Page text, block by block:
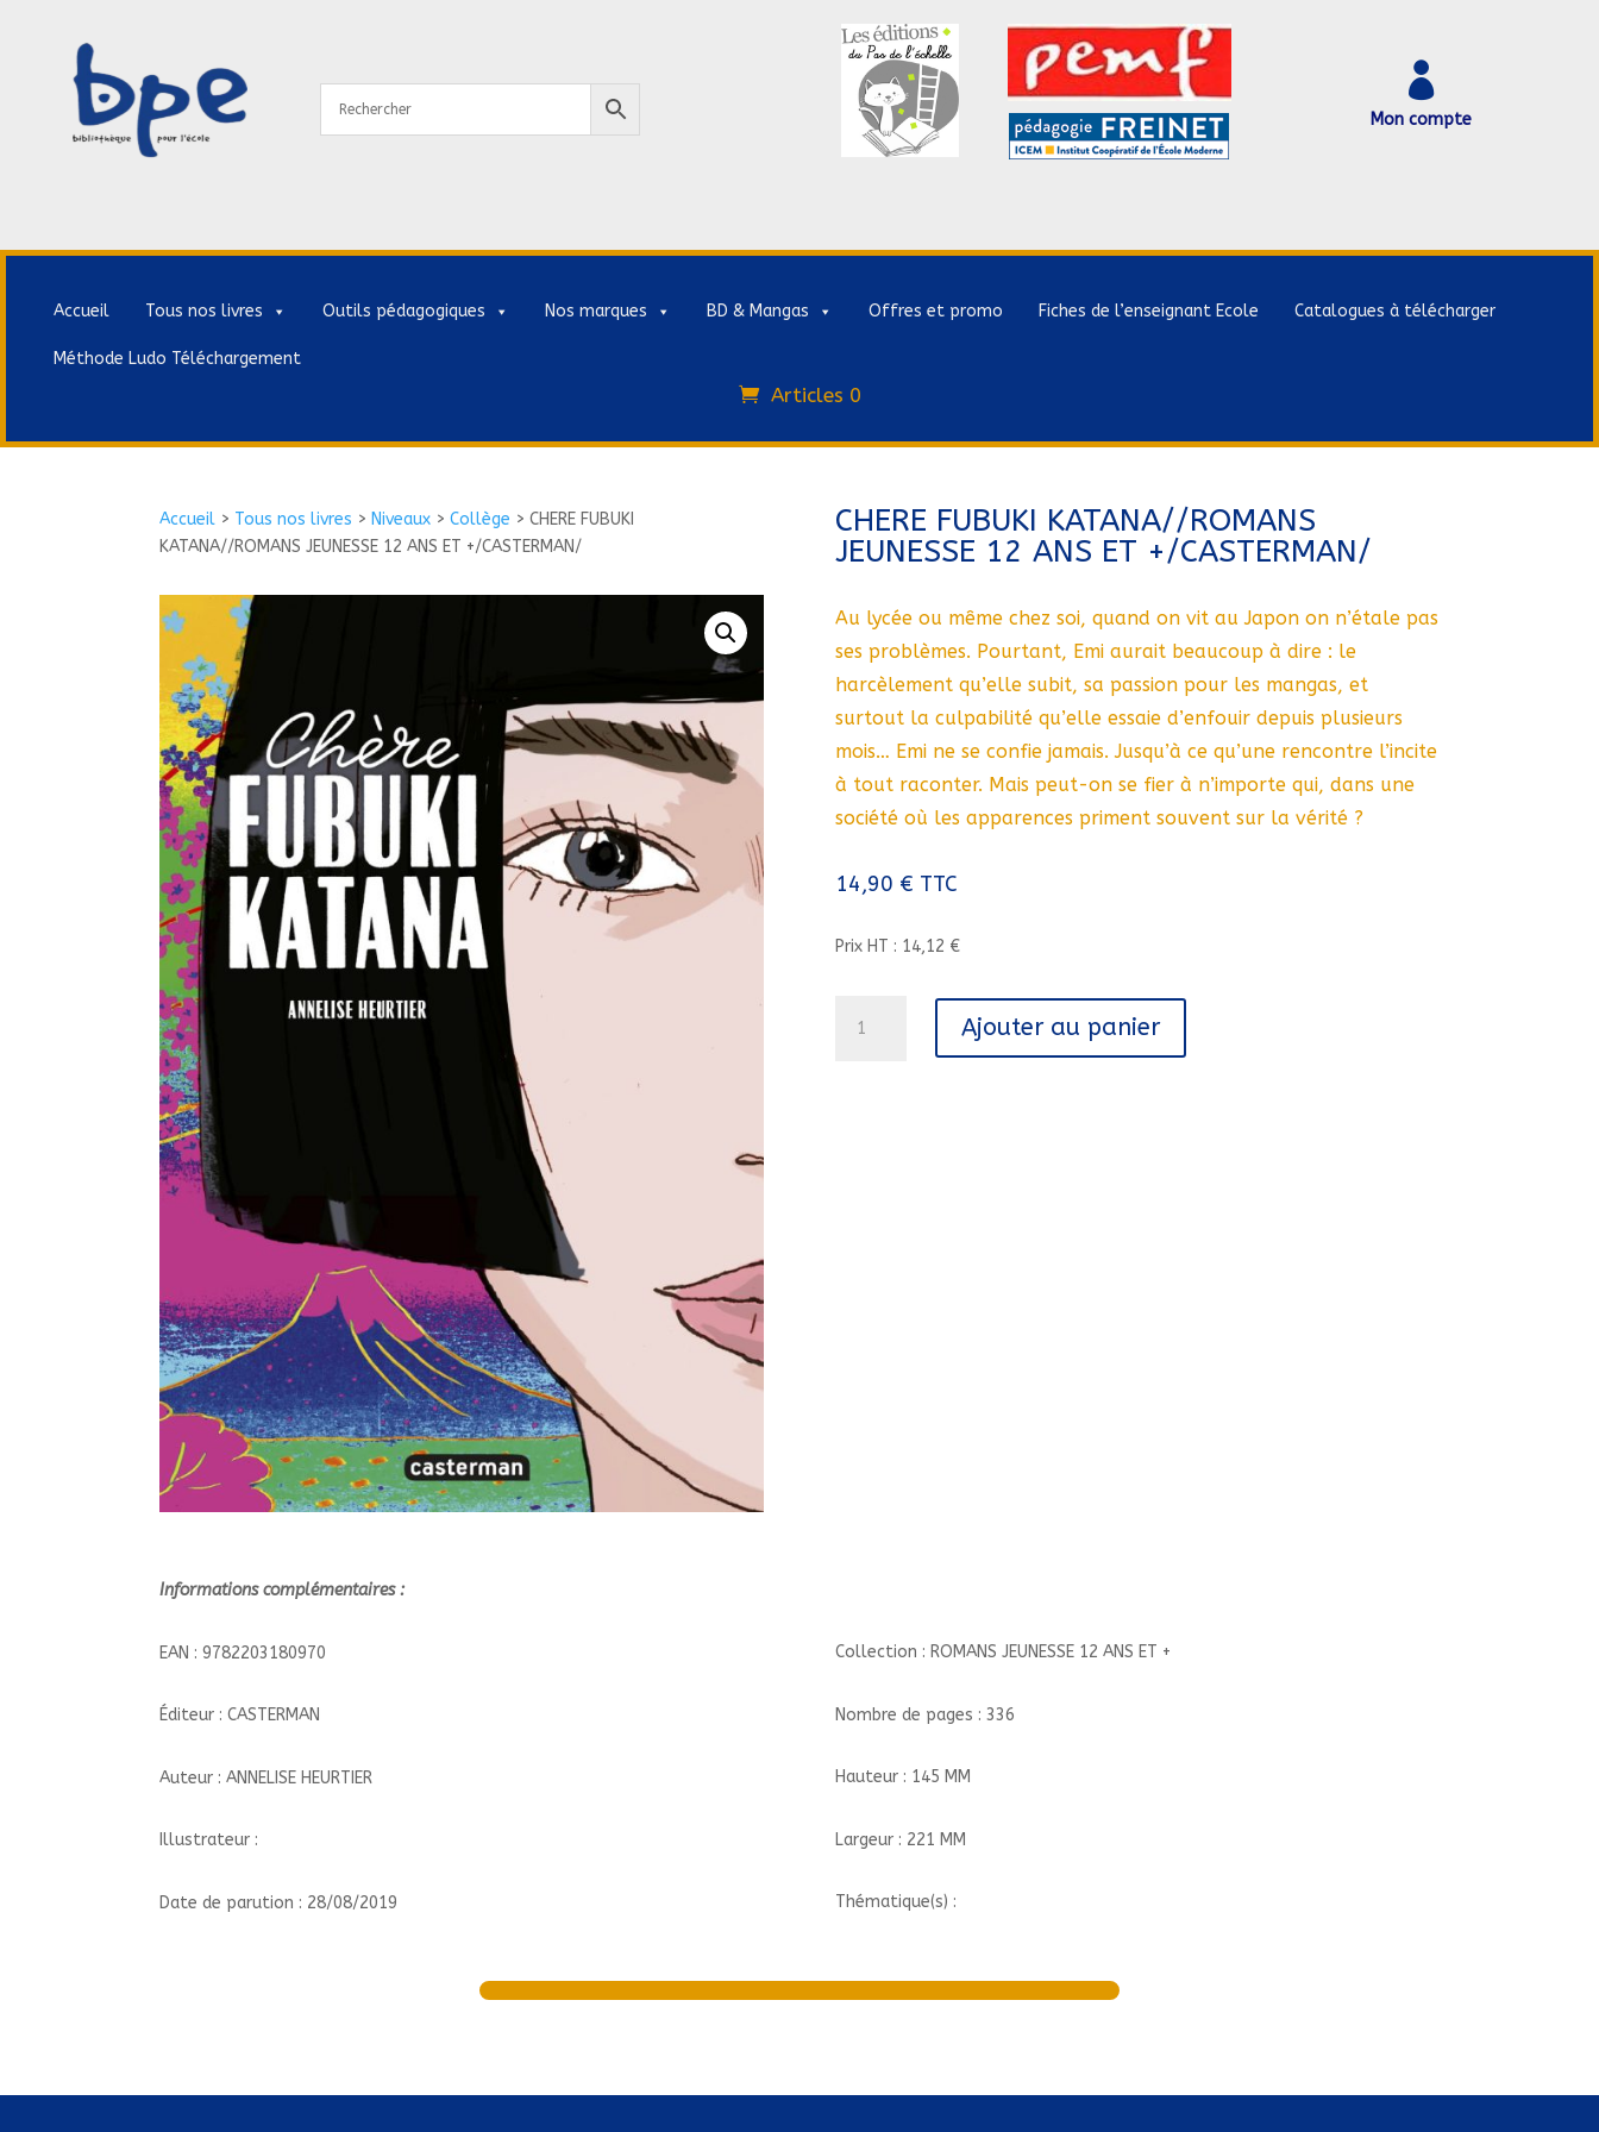

Mon compte
Accueil Tous nos livres Outils pédagogiques Nos marques BD & Mangas Offres et promo Fiches de l’enseignant Ecole Catalogues à télécharger
Méthode Ludo Téléchargement
Articles 0
Accueil > Tous nos livres > Niveaux >Collège >CHERE FUBUKI
KATANA//ROMANS JEUNESSE 12 ANS ET +/CASTERMAN/
CHERE FUBUKI KATANA//ROMANS
JEUNESSE 12 ANS ET +/CASTERMAN/
Au lycée ou même chez soi, quand on vit au Japon on n’étale pas
ses problèmes. Pourtant, Emi aurait beaucoup à dire : le
harcèlement qu’elle subit, sa passion pour les mangas, et
surtout la culpabilité qu’elle essaie d’enfouir depuis plusieurs
mois… Emi ne se confie jamais. Jusqu’à ce qu’une rencontre l’incite
à tout raconter. Mais peut-on se fier à n’importe qui, dans une
société où les apparences priment souvent sur la vérité ?
14,90 € TTC
Prix HT : 14,12 €
Ajouter au panier
Informations complémentaires :
EAN : 9782203180970
Éditeur : CASTERMAN
Auteur : ANNELISE HEURTIER
Illustrateur :
Date de parution : 28/08/2019
Collection : ROMANS JEUNESSE 12 ANS ET +
Nombre de pages : 336
Hauteur : 145 MM
Largeur : 221 MM
Thématique(s) :